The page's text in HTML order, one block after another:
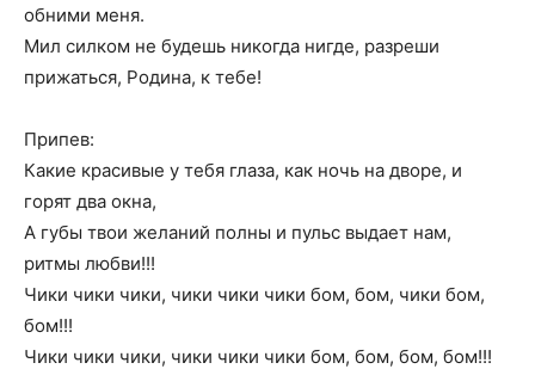
обними меня.
Мил силком не будешь никогда нигде, разреши
прижаться, Родина, к тебе!
Припев:
Какие красивые у тебя глаза, как ночь на дворе, и
горят два окна,
А губы твои желаний полны и пульс выдает нам,
ритмы любви!!!
Чики чики чики, чики чики чики бом, бом, чики бом,
бом!!!
Чики чики чики, чики чики чики бом, бом, бом, бом!!!